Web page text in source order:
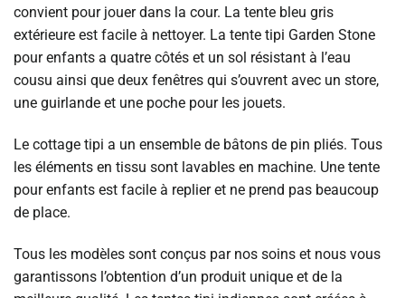
convient pour jouer dans la cour. La tente bleu gris
extérieure est facile à nettoyer. La tente tipi Garden Stone
pour enfants a quatre côtés et un sol résistant à l’eau
cousu ainsi que deux fenêtres qui s’ouvrent avec un store,
une guirlande et une poche pour les jouets.
Le cottage tipi a un ensemble de bâtons de pin pliés. Tous
les éléments en tissu sont lavables en machine. Une tente
pour enfants est facile à replier et ne prend pas beaucoup
de place.
Tous les modèles sont conçus par nos soins et nous vous
garantissons l’obtention d’un produit unique et de la